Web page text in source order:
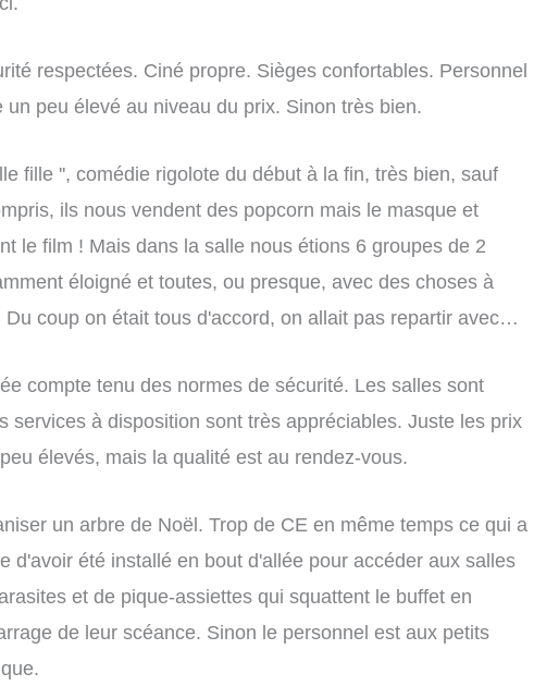
respectées. Ciné propre. Sièges confortables. Personnel
un peu élevé au niveau du prix. Sinon très bien.
fille '', comédie rigolote du début à la fin, très bien, sauf
ils nous vendent des popcorn mais le masque et
le film ! Mais dans la salle nous étions 6 groupes de 2
éloigné et toutes, ou presque, avec des choses à
coup on était tous d'accord, on allait pas repartir avec…
compte tenu des normes de sécurité. Les salles sont
services à disposition sont très appréciables. Juste les prix
élevés, mais la qualité est au rendez-vous.
un arbre de Noël. Trop de CE en même temps ce qui a
d'avoir été installé en bout d'allée pour accéder aux salles
et de pique-assiettes qui squattent le buffet en
de leur scéance. Sinon le personnel est aux petits